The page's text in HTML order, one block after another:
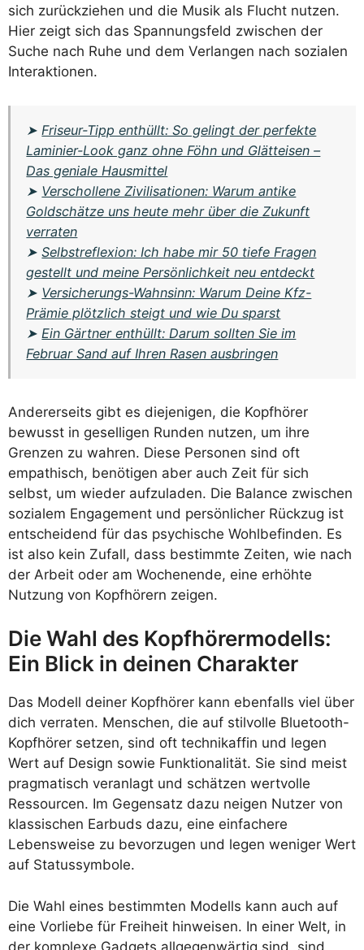
sich zurückziehen und die Musik als Flucht nutzen.
Hier zeigt sich das Spannungsfeld zwischen der
Suche nach Ruhe und dem Verlangen nach sozialen
Interaktionen.
➤ Friseur-Tipp enthüllt: So gelingt der perfekte
Laminier-Look ganz ohne Föhn und Glätteisen –
Das geniale Hausmittel
➤ Verschollene Zivilisationen: Warum antike
Goldschätze uns heute mehr über die Zukunft
verraten
➤Selbstreflexion: Ich habe mir 50 tiefe Fragen
gestellt und meine Persönlichkeit neu entdeckt
➤ Versicherungs-Wahnsinn: Warum Deine Kfz-
Prämie plötzlich steigt und wie Du sparst
➤ Ein Gärtner enthüllt: Darum sollten Sie im
Februar Sand auf Ihren Rasen ausbringen
Andererseits gibt es diejenigen, die Kopfhörer
bewusst in geselligen Runden nutzen, um ihre
Grenzen zu wahren. Diese Personen sind oft
empathisch, benötigen aber auch Zeit für sich
selbst, um wieder aufzuladen. Die Balance zwischen
sozialem Engagement und persönlicher Rückzug ist
entscheidend für das psychische Wohlbefinden. Es
ist also kein Zufall, dass bestimmte Zeiten, wie nach
der Arbeit oder am Wochenende, eine erhöhte
Nutzung von Kopfhörern zeigen.
Die Wahl des Kopfhörermodells:
Ein Blick in deinen Charakter
Das Modell deiner Kopfhörer kann ebenfalls viel über
dich verraten. Menschen, die auf stilvolle Bluetooth-
Kopfhörer setzen, sind oft technikaffin und legen
Wert auf Design sowie Funktionalität. Sie sind meist
pragmatisch veranlagt und schätzen wertvolle
Ressourcen. Im Gegensatz dazu neigen Nutzer von
klassischen Earbuds dazu, eine einfachere
Lebensweise zu bevorzugen und legen weniger Wert
auf Statussymbole.
Die Wahl eines bestimmten Modells kann auch auf
eine Vorliebe für Freiheit hinweisen. In einer Welt, in
der komplexe Gadgets allgegenwärtig sind, sind